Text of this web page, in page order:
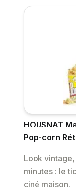
HOUSNAT
Pop-corn
Look
minutes : le
ciné maison.